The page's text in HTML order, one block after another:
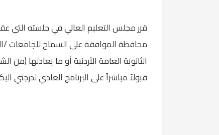
قرر مجلس التعليم العالي في جلسته التي
محافظة الموافقة على السماح للجامعات /
الثانوية العامة الأردنية أو ما يعادلها (من
قبولاً مباشراً على البرنامج العادي لدرجتي